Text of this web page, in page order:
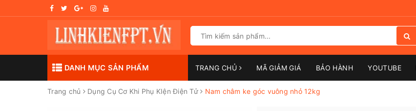
DANH MỤC SẢN PHẨM TRANG CHỦ MÃ GIẢM GIÁ BẢO HÀNH YOUTUBE
Trang chủ Dụng Cụ Cơ Khi Phụ KIện Điện Tử Nam châm ke góc vuông nhỏ 12kg